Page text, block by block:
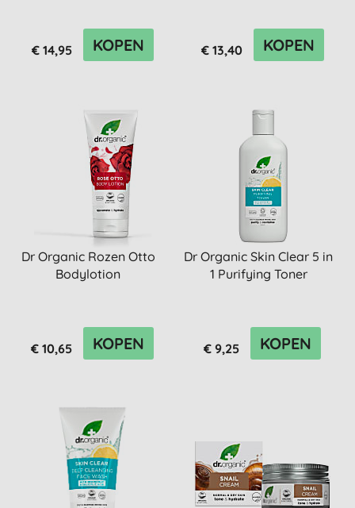
€ 14,95 KOPEN € 13,40 KOPEN
Dr Organic Rozen Otto
Bodylotion
€ 10,65 KOPEN
Dr Organic Skin Clear 5 in
1 Purifying Toner
€ 9,25 KOPEN